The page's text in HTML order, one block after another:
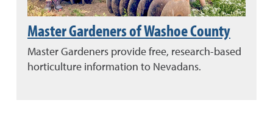
Master Gardeners of Washoe County
Master Gardeners provide free, research-based
horticulture information to Nevadans.